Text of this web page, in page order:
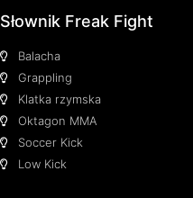
Słownik Freak Fight
Balacha
Grappling
Klatka rzymska
Oktagon MMA
Soccer Kick
Low Kick